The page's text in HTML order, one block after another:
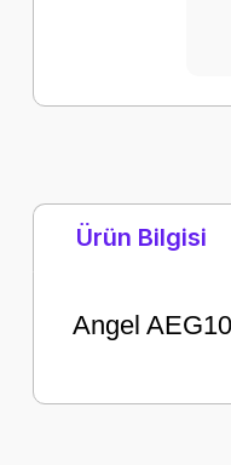
Ürün Bilgisi
Angel